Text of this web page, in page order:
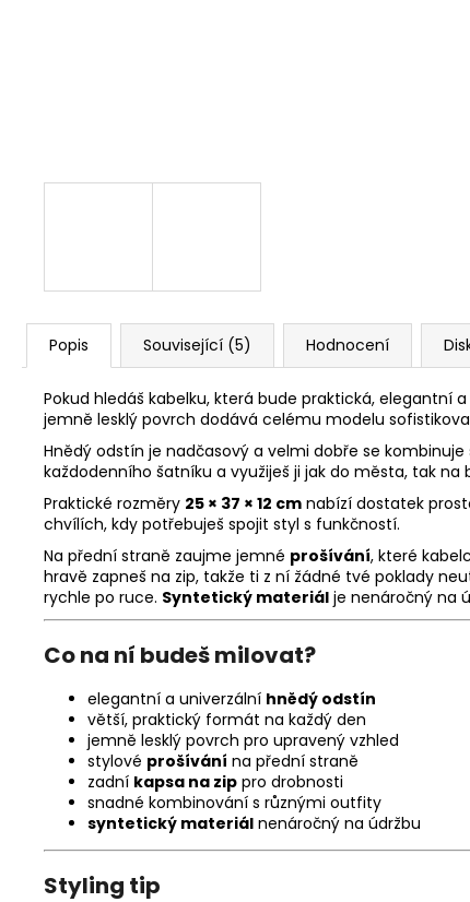
Popis Související (5) Hodnocení
Pokud hledáš kabelku, která bude praktická, elegantní
jemně lesklý povrch dodává celému modelu
Hnědý odstín je nadčasový a velmi dobře se
každodenního šatníku a využiješ ji jak do města, tak
Praktické rozměry 25 × 37 × 12 cm nabízí dostatek
chvílích, kdy potřebuješ spojit styl s funkčností.
Na přední straně zaujme jemné prošívání, které
hravě zapneš na zip, takže ti z ní žádné tvé poklady
rychle po ruce. Syntetický materiál je nenáročný na
Co na ní budeš milovat?
elegantní a univerzální hnědý odstín
větší, praktický formát na každý den
jemně lesklý povrch pro upravený vzhled
stylové prošívání na přední straně
zadní kapsa na zip pro drobnosti
snadné kombinování s různými outfity
syntetický materiál nenáročný na údržbu
Styling tip